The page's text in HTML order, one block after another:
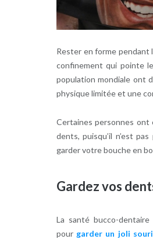
Rester en forme pendant
confinement qui pointe
population mondiale ont
physique limitée et une
Certaines personnes ont
dents, puisqu’il n’est
garder votre bouche en
Gardez vos
La santé bucco-
pour garder un joli